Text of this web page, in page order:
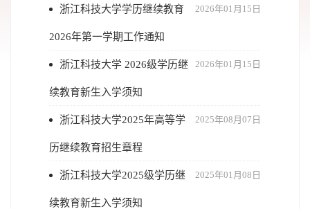
2026年01月15日
浙江科技大学学历继续教育
2026年第一学期工作通知
2026年01月15日
浙江科技大学 2026级学历继
续教育新生入学须知
2025年08月07日
浙江科技大学2025年高等学
历继续教育招生章程
2025年01月08日
浙江科技大学2025级学历继
续教育新生入学须知